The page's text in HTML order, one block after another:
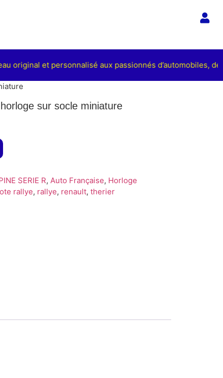
et personnalisé aux passionnés d’automobiles, de
sur socle miniature
SERIE R, Auto Française, Horloge
rallye, rallye, renault, therier